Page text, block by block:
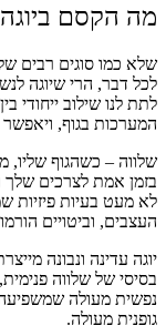
מה הקסם ביוגה
שלא כמו סוגים רבים
לכל דבר, הרי שיוגה
לתת לנו שילוב ייחודי
המערכות בגוף,
שלווה – כשהגוף שליו,
בזמן אמת לצרכים שלך
לא מעט בעיות
העצבים, וביטויים
יוגה עדינה ונבונה
בסיסי של שלווה
נפשית מעולה
גופנית מעולה.